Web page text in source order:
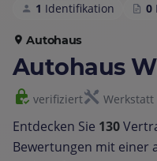
1 Identifikation 0
Autohaus
Autohaus
verifiziert Werkstatt
Entdecken Sie 130
Bewertungen mit einer